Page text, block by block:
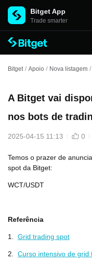
Bitget App
Trade smarter
Bitget / Apoio / Nova listagem /
A Bitget vai
nos bots de
2025-04-15 11:13 0
Temos o prazer de
spot da Bitget:
WCT/USDT
Referência
1. Grid trading spot
2. Curso intensivo de grid